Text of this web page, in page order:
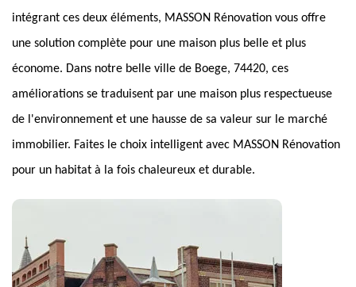
intégrant ces deux éléments, MASSON Rénovation vous offre
une solution complète pour une maison plus belle et plus
économe. Dans notre belle ville de Boege, 74420, ces
améliorations se traduisent par une maison plus respectueuse
de l'environnement et une hausse de sa valeur sur le marché
immobilier. Faites le choix intelligent avec MASSON Rénovation
pour un habitat à la fois chaleureux et durable.